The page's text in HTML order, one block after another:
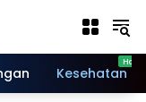
Kesehatan